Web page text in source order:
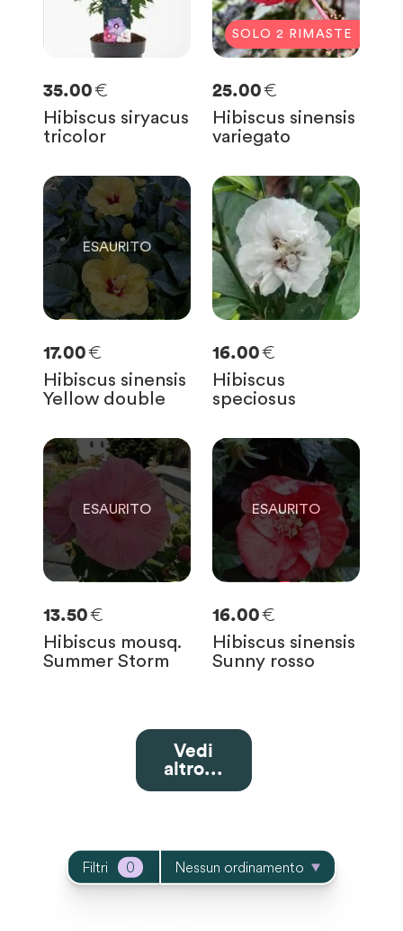
Filtri 0 Nessun ordinamento
35.00€
Hibiscus siryacus
tricolor
SOLO2 RIMASTE
25.00€
Hibiscus sinensis
variegato
0
SOLO0 RIMASTE
17.00€
Hibiscus sinensis
Yellow double
16.00€
Hibiscus
speciosus
0
SOLO0RIMASTE
13.50€
Hibiscus mousq.
Summer Storm
0
SOLO
RIMASTE
16.00€
Hibiscus sinensis
Sunny rosso
Vedi
altro...